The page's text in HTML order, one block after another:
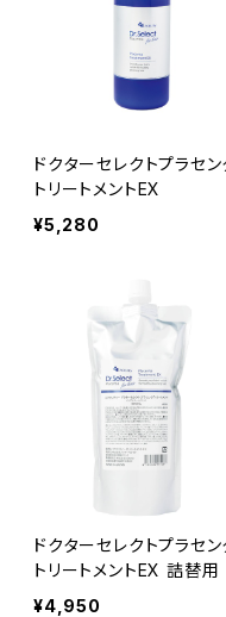
ドクターセレクトプラセン
トリートメントEX
¥5,280
ドクターセレクトプラセン
トリートメントEX 詰替用
¥4,950